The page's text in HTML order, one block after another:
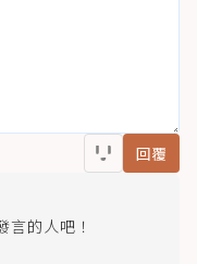
回覆
的人吧！